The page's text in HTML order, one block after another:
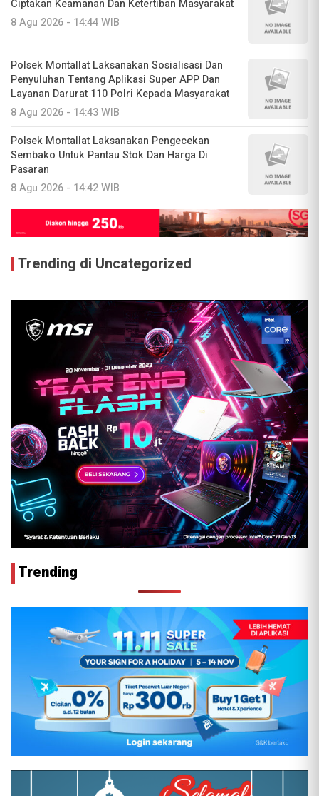
Ciptakan Keamanan Dan Ketertiban Masyarakat
8 Agu 2026 - 14:44 WIB
Polsek Montallat Laksanakan Sosialisasi Dan
Penyuluhan Tentang Aplikasi Super APP Dan
Layanan Darurat 110 Polri Kepada Masyarakat
8 Agu 2026 - 14:43 WIB
Polsek Montallat Laksanakan Pengecekan
Sembako Untuk Pantau Stok Dan Harga Di
Pasaran
8 Agu 2026 - 14:42 WIB
Trending di Uncategorized
Trending